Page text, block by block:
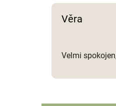
Věra
Velmi